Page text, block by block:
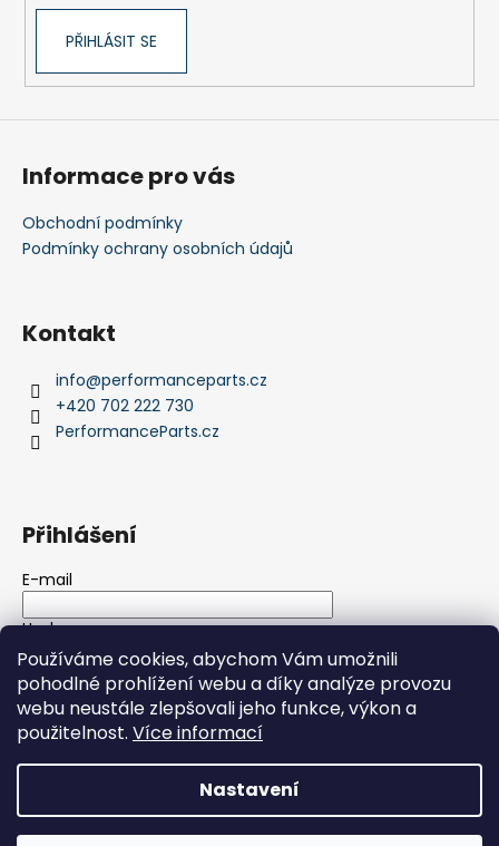
Používáme cookies, abychom Vám umožnili
pohodlné prohlížení webu a díky analýze provozu
webu neustále zlepšovali jeho funkce, výkon a
použitelnost. Více informací
Nastavení
u
PŘIHLÁSIT SE
Informace pro vás
Obchodní podmínky
Podmínky ochrany osobních údajů
Kontakt
info@performanceparts.cz
+420 702 222 730
PerformanceParts.cz
Přihlášení
E-mail
Heslo
PŘIHLÁSIT SE
Nová registraceZapomenuté heslo
Copyright 2026PerformanceParts.cz. Všechna práva